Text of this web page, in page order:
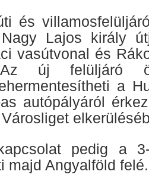
és
Lajos király
vasútvonal és
új felüljáró
a
autópályáról
pedig a
majd Angyalföld felé.